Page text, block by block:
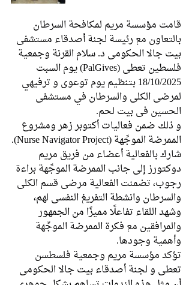
قامت مؤسسة مريم لمكافحة السرطان
بالتعاون مع رئيسة لجنة أصدقاء مستشفى
بيت جالا الحكومي د. سلام القرنة وجمعية
فلسطين تعطي (PalGives) يوم السبت
18/10/2025 بتنظيم يوم توعوي و ترفيهي
لمرضى الكلى والسرطان في مستشفى
الحسين في بيت لحم.
و ذلك ضمن فعاليات أكتوبر زهر ومشروع
الممرضة الموجِّهة (Nurse Navigator Project).
شارك بالفعالية أعضاء من فريق مريم
دوكتورز إلى جانب الممرضة الموجِّهة براءة
رجوب، تضمنت الفعالية مرضى قسم الكلى
والسرطان وانشطة التفريغ النفسي لهم،
وشهد اللقاء تفاعلًا مميزًا من الجمهور
والمرافقين مع فكرة الممرضة الموجِّهة
وأهمية وجودها.
تؤكد مؤسسة مريم وجمعية فلسطسن
تعطي و لجنة أصدقاء بيت جالا الحكومي